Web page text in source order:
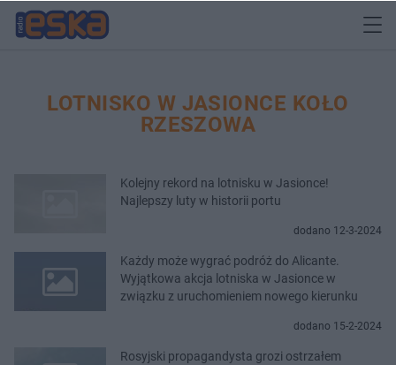
LOTNISKO W JASIONCE KOŁO
RZESZOWA
Kolejny rekord na lotnisku w Jasionce!
Najlepszy luty w historii portu
dodano 12-3-2024
Każdy może wygrać podróż do Alicante.
Wyjątkowa akcja lotniska w Jasionce w
związku z uruchomieniem nowego kierunku
dodano 15-2-2024
Rosyjski propagandysta grozi ostrzałem